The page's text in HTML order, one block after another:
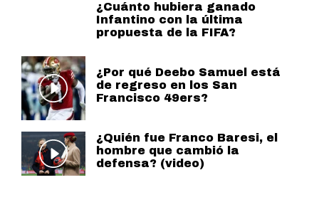
¿Cuánto hubiera ganado
Infantino con la última
propuesta de la FIFA?
¿Por qué Deebo Samuel está
de regreso en los San
Francisco 49ers?
¿Quién fue Franco Baresi, el
hombre que cambió la
defensa? (video)